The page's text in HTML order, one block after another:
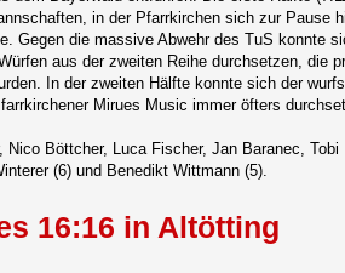
in der Pfarrkirchen sich zur Pause
Gegen die massive Abwehr des TuS konnte
aus der zweiten Reihe durchsetzen, die
In der zweiten Hälfte konnte sich der
Mirues Music immer öfters
Böttcher, Luca Fischer, Jan Baranec, Tobi
(6) und Benedikt Wittmann (5).
16:16 in Altötting